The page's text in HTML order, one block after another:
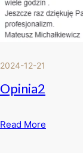
2024-12-21
Opinia2
Read More